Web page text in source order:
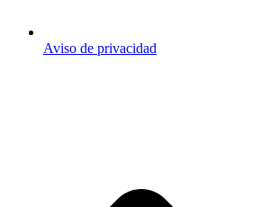
Aviso de privacidad